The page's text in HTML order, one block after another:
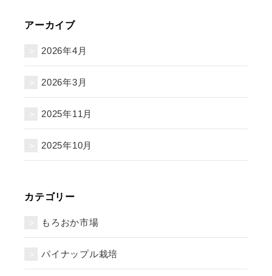
アーカイブ
2026年4月
2026年3月
2025年11月
2025年10月
カテゴリー
もろおか市場
パイナップル栽培